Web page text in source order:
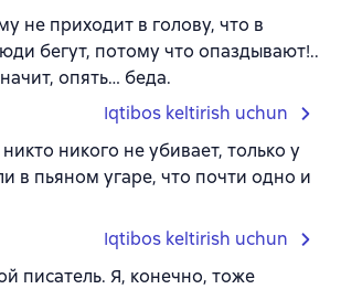
не приходит в голову, что в
бегут, потому что опаздывают!..
опять… беда.
Iqtibos keltirish uchun
никого не убивает, только у
в пьяном угаре, что почти одно и
Iqtibos keltirish uchun
писатель. Я, конечно, тоже